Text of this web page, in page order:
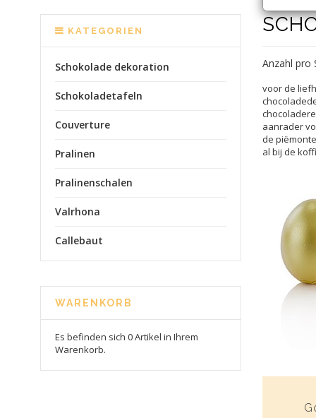
Anzahl pro
voor de
aanrader
de
al bij de
KATEGORIEN
Schokolade dekoration
Schokoladetafeln
Couverture
Pralinen
Pralinenschalen
Valrhona
Callebaut
WARENKORB
Es befinden sich 0 Artikel in Ihrem
Warenkorb.